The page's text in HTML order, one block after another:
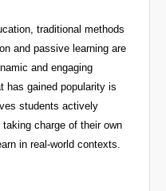
traditional methods
and passive learning are
and engaging
has gained popularity is
students actively
charge of their own
in real-world contexts.